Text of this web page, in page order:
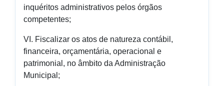
inquéritos administrativos pelos órgãos
competentes;
VI. Fiscalizar os atos de natureza contábil,
financeira, orçamentária, operacional e
patrimonial, no âmbito da Administração
Municipal;